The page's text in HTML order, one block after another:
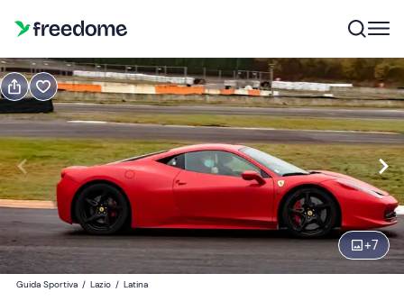
+7
Prenota Regala
guida in pista
Navigate
forward
to
interact
Modifica
09:00 Modifica
Guida Sportiva / Lazio / Latina